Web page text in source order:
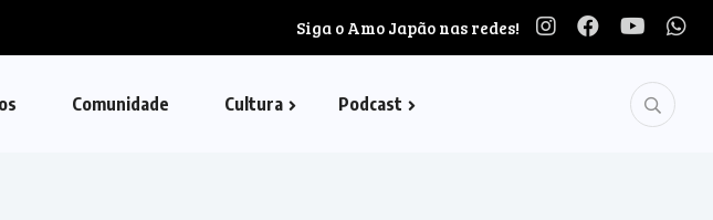
Siga o Amo Japão nas redes!
Comunidade Cultura Podcast